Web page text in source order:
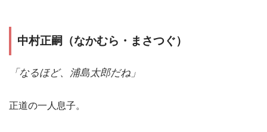
中村正嗣（なかむら・まさつぐ）
「なるほど、浦島太郎だね」
正道の一人息子。